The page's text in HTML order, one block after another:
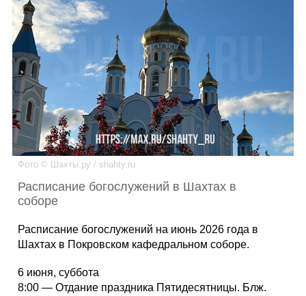
Каталог
Инфо
Гороскоп
Фото © Шахты.ру / shahty.ru
Расписание богослужений в Шахтах в
соборе
Расписание богослужений на июнь 2026 года в
Шахтах в Покровском кафедральном соборе.
6 июня, суббота
8:00 — Отдание праздника Пятидесятницы. Блж.